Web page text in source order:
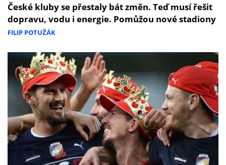
České kluby se přestaly bát změn. Teď musí řešit
dopravu, vodu i energie. Pomůžou nové stadiony
FILIP POTUŽÁK